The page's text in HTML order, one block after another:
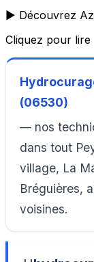
▶️ Découvrez
Cliquez pour lire
(06530)
— nos
dans tout
village, La
Bréguières,
voisines.